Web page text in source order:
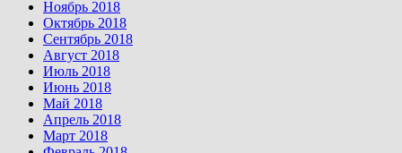
Ноябрь 2018
Октябрь 2018
Сентябрь 2018
Август 2018
Июль 2018
Июнь 2018
Май 2018
Апрель 2018
Март 2018